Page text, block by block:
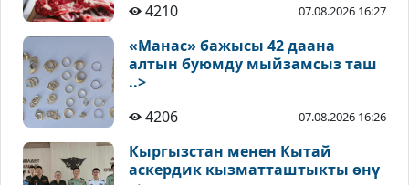
4210 07.08.2026 16:27
«Манас» бажысы 42 даана
алтын буюмду мыйзамсыз таш
..>
4206
07.08.2026 16:26
Кыргызстан менен Кытай
аскердик кызматташтыкты өнү